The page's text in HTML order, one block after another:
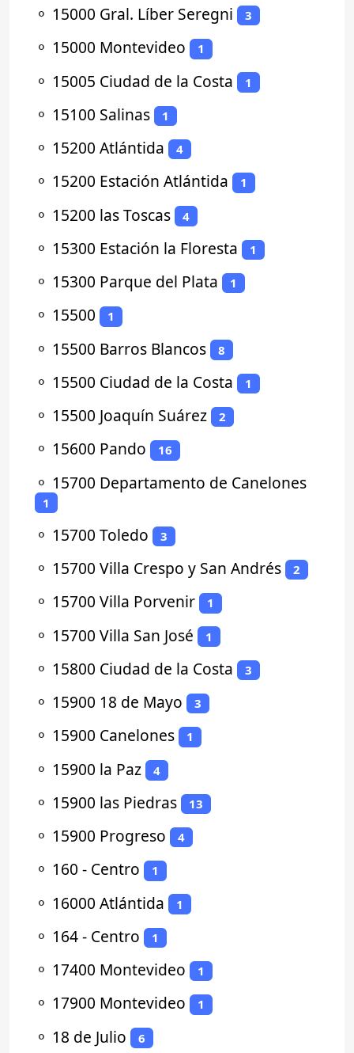
⚬ 15000 Gral. Líber Seregni 3
⚬ 15000 Montevideo 1
⚬ 15005 Ciudad de la Costa 1
⚬ 15100 Salinas 1
⚬ 15200 Atlántida 4
⚬ 15200 Estación Atlántida 1
⚬ 15200 las Toscas 4
⚬ 15300 Estación la Floresta 1
⚬ 15300 Parque del Plata 1
⚬ 15500 1
⚬ 15500 Barros Blancos 8
⚬ 15500 Ciudad de la Costa 1
⚬ 15500 Joaquín Suárez 2
⚬ 15600 Pando 16
⚬ 15700 Departamento de Canelones
1
⚬ 15700 Toledo 3
⚬ 15700 Villa Crespo y San Andrés 2
⚬ 15700 Villa Porvenir 1
⚬ 15700 Villa San José 1
⚬ 15800 Ciudad de la Costa 3
⚬ 15900 18 de Mayo 3
⚬ 15900 Canelones 1
⚬ 15900 la Paz 4
⚬ 15900 las Piedras 13
⚬ 15900 Progreso 4
⚬ 160 - Centro 1
⚬ 16000 Atlántida 1
⚬ 164 - Centro 1
⚬ 17400 Montevideo 1
⚬ 17900 Montevideo 1
⚬ 18 de Julio 6